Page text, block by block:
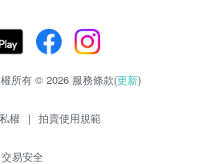
所有 © 2026 服務條款(更新)
權 | 拍賣使用規範
交易安全